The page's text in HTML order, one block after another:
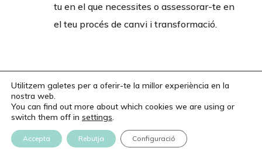
tu en el que necessites o assessorar-te en
el teu procés de canvi i transformació.
Utilitzem galetes per a oferir-te la millor experiència en la
nostra web.
You can find out more about which cookies we are using or
switch them off in settings.
Accepta Rebutja Configuració